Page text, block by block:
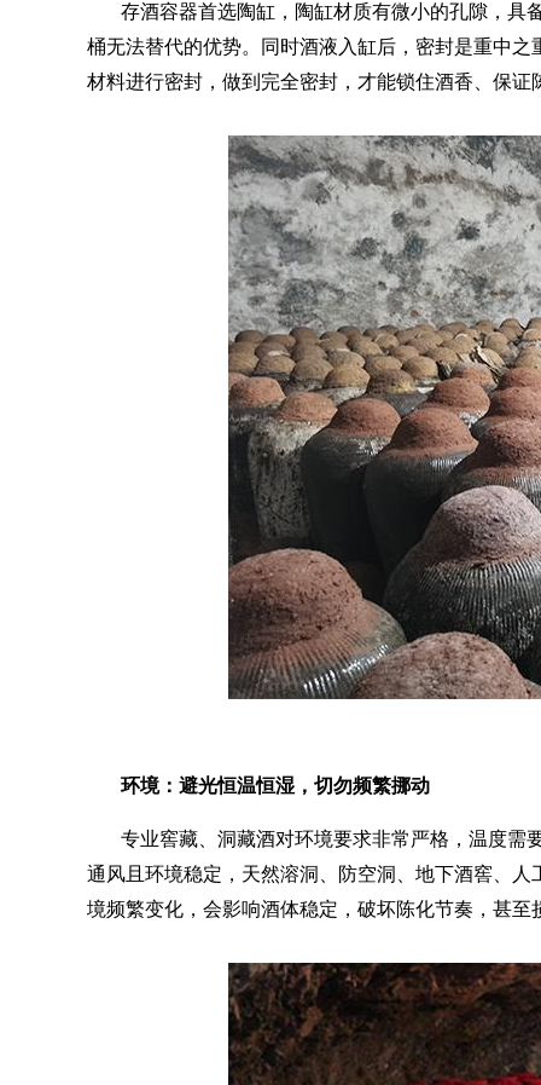
存酒容器首选陶缸，陶缸材质有微小的孔隙，具
桶无法替代的优势。同时酒液入缸后，密封是重中
材料进行密封，做到完全密封，才能锁住酒香、保证
环境：避光恒温恒湿，切勿频繁挪动
专业窖藏、洞藏酒对环境要求非常严格，温度需
通风且环境稳定，天然溶洞、防空洞、地下酒窖、
境频繁变化，会影响酒体稳定，破坏陈化节奏，甚至